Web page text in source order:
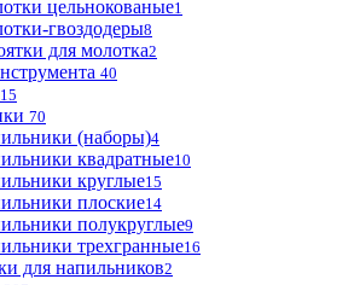
цельнокованые1
гвоздодеры8
для молотка2
40
15
70
(наборы)4
квадратные10
круглые15
плоские14
полукруглые9
трехгранные16
для напильников2